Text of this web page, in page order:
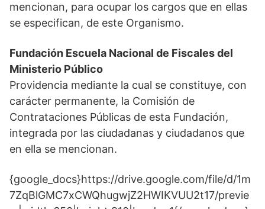
mencionan, para ocupar los cargos que en ellas
se especifican, de este Organismo.
Fundación Escuela Nacional de Fiscales del
Ministerio Público
Providencia mediante la cual se constituye, con
carácter permanente, la Comisión de
Contrataciones Públicas de esta Fundación,
integrada por las ciudadanas y ciudadanos que
en ella se mencionan.
{google_docs}https://drive.google.com/file/d/1m
7ZqBlGMC7xCWQhugwjZ2HWIKVUU2t17/previe